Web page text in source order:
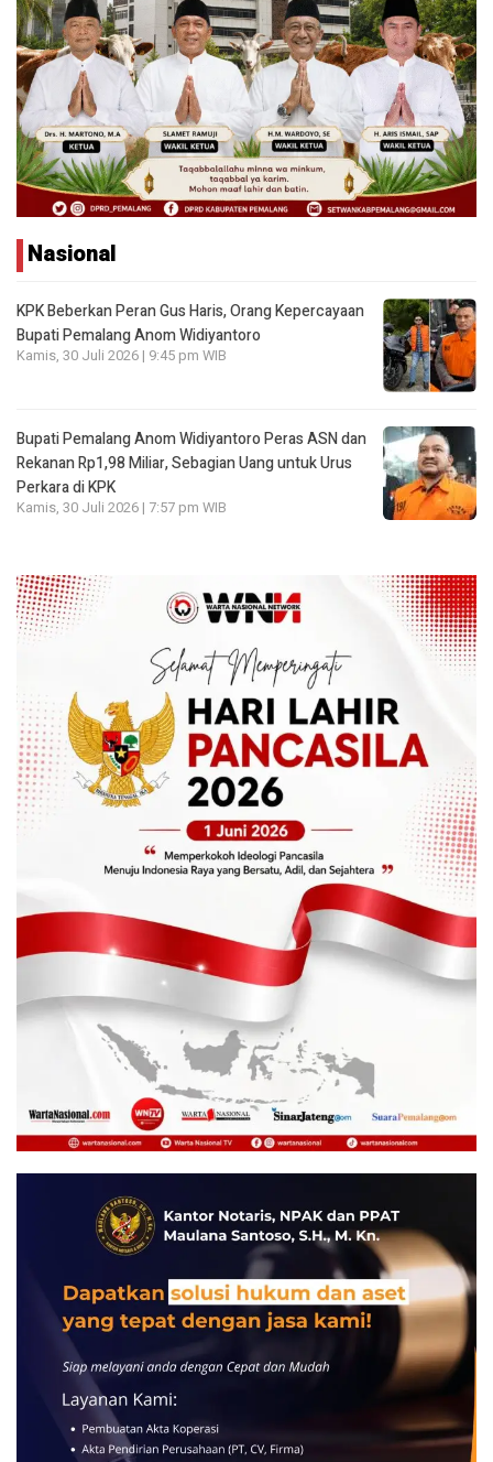
Nasional
KPK Beberkan Peran Gus Haris, Orang Kepercayaan
Bupati Pemalang Anom Widiyantoro
Kamis, 30 Juli 2026 | 9:45 pm WIB
Bupati Pemalang Anom Widiyantoro Peras ASN dan
Rekanan Rp1,98 Miliar, Sebagian Uang untuk Urus
Perkara di KPK
Kamis, 30 Juli 2026 | 7:57 pm WIB